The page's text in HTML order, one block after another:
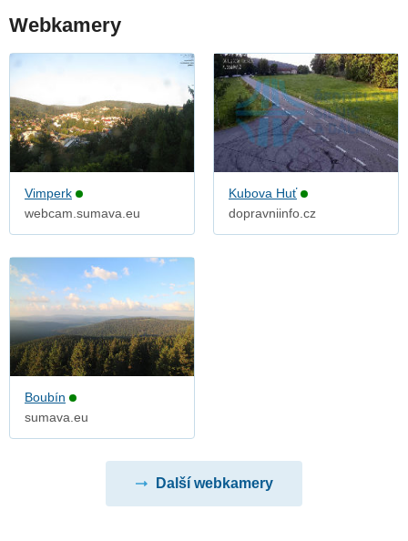
Webkamery
Vimperk
webcam.sumava.eu
Kubova Huť
dopravniinfo.cz
Boubín
sumava.eu
Další webkamery